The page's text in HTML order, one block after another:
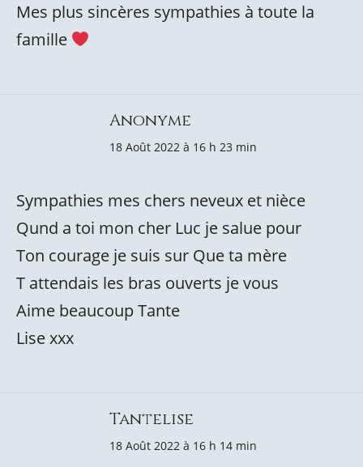
Mes plus sincères sympathies à toute la
famille
Anonyme
18 Août 2022 à 16 h 23 min
Sympathies mes chers neveux et nièce
Qund a toi mon cher Luc je salue pour
Ton courage je suis sur Que ta mère
T attendais les bras ouverts je vous
Aime beaucoup Tante
Lise xxx
Tantelise
18 Août 2022 à 16 h 14 min